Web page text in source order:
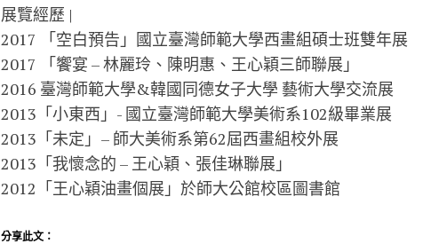
展覽經歷 |
2017 「空白預告」國立臺灣師範大學西畫組碩士班雙年展
2017 「饗宴 – 林麗玲、陳明惠、王心穎三師聯展」
2016 臺灣師範大學&韓國同德女子大學 藝術大學交流展
2013「小東西」- 國立臺灣師範大學美術系102級畢業展
2013「未定」– 師大美術系第62屆西畫組校外展
2013「我懷念的 – 王心穎、張佳琳聯展」
2012「王心穎油畫個展」於師大公館校區圖書館
分享此文：